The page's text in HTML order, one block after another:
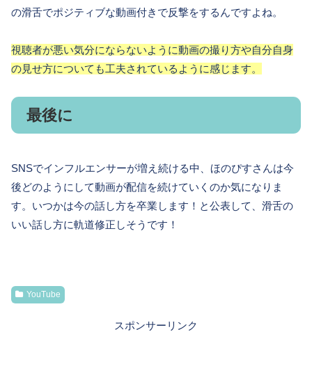
の滑舌でポジティブな動画付きで反撃をするんですよね。
視聴者が悪い気分にならないように動画の撮り方や自分自身
の見せ方についても工夫されているように感じます。
最後に
SNSでインフルエンサーが増え続ける中、ほのぴすさんは今
後どのようにして動画が配信を続けていくのか気になりま
す。いつかは今の話し方を卒業します！と公表して、滑舌の
いい話し方に軌道修正しそうです！
YouTube
スポンサーリンク